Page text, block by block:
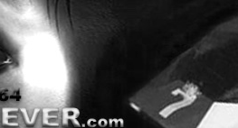
key "HTTP_REFERER" in /
key "HTTP_REFERER" in /